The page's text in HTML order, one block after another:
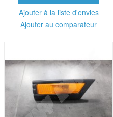
Ajouter à la liste d'envies
Ajouter au comparateur